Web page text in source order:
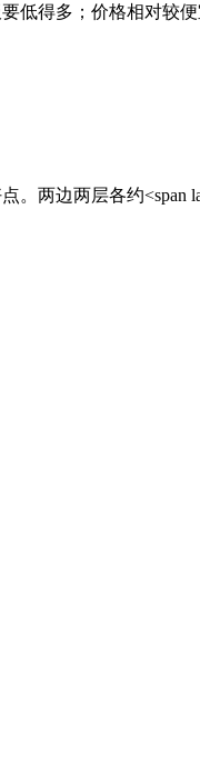
低得多；价格相对较
。两边两层各约<span